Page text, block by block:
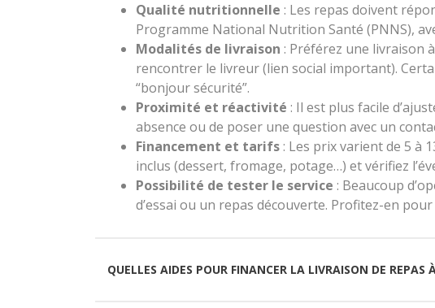
Qualité nutritionnelle : Les repas doivent
Programme National Nutrition Santé (PNNS),
Modalités de livraison : Préférez une livraison
rencontrer le livreur (lien social important).
“bonjour sécurité”.
Proximité et réactivité : Il est plus facile
absence ou de poser une question avec un
Financement et tarifs : Les prix varient de 5 à
inclus (dessert, fromage, potage…) et vérifiez
Possibilité de tester le service : Beaucoup
d’essai ou un repas découverte. Profitez-en
QUELLES AIDES POUR FINANCER LA LIVRAISON DE REPAS